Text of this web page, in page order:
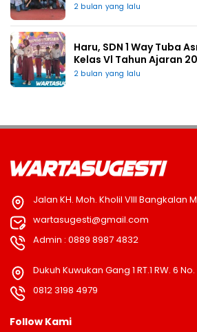
2 bulan yang lalu
Haru, SDN 1 Way Tuba
Kelas Vl Tahun Ajaran
2 bulan yang lalu
Jalan KH. Moh. Kholil VIII Bangkalan
wartasugesti@gmail.com
Admin : 0889 8987 4832
Dukuh Kuwukan Gang 1 RT.1 RW. 6
0812 3198 4979
Follow Kami